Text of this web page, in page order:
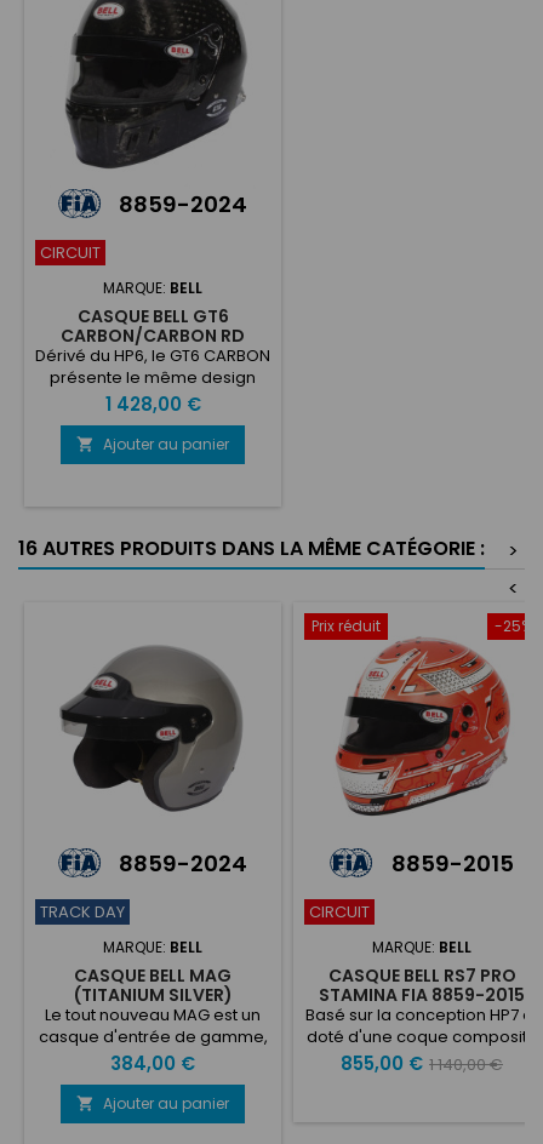
8859-2024
CIRCUIT
MARQUE: BELL
CASQUE BELL GT6
CARBON/CARBON RD
Dérivé du HP6, le GT6 CARBON
présente le même design
moderne et agressif,
développé pour les coureurs
dans des environnements de
voitures fermées, avec un
légère. Ses fentes d'aération
peuvent être connectées à
refroidissement...
Prix
1 428,00 €
 Ajouter au panier
16 AUTRES PRODUITS DANS LA MÊME CATÉGORIE :
>
<
8859-2024
TRACK DAY
MARQUE: BELL
CASQUE BELL MAG
(TITANIUM SILVER)
Le tout nouveau MAG est un
casque d'entrée de gamme,
léger et ouvert, au design
moderne. La "protection
sérieuse de la tête" de Bell
Helmets à un prix très
Prix
384,00 €
 Ajouter au panier
-25%
Prix réduit
8859-2015
CIRCUIT
MARQUE: BELL
CASQUE BELL RS7 PRO
STAMINA FIA 8859-2015
Basé sur la conception HP7 et
doté d'une coque composite
légère en fibre de verre et de
Prix
855,00 € Prix
1 140,00 €